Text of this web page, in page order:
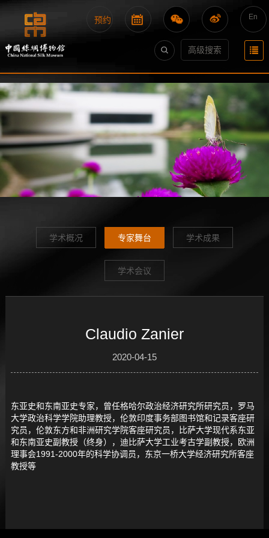
En
预约
高级搜索
学术概况 专家舞台 学术成果
学术会议
Claudio Zanier
2020-04-15
东亚史和东南亚史专家，曾任格哈尔政治经济研究所研究员，罗马
大学政治科学学院助理教授，伦敦印度事务部图书馆和记录客座研
究员，伦敦东方和非洲研究学院客座研究员，比萨大学现代系东亚
和东南亚史副教授（终身），迪比萨大学工业考古学副教授，欧洲
理事会1991-2000年的科学协调员，东京一桥大学经济研究所客座
教授等